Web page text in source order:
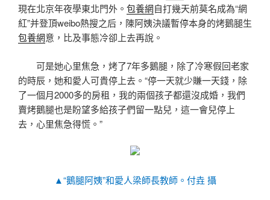
現在北京年夜學東北門外。 包養網自打幾天前莫名成為“網
紅”并登頂weibo熱搜之后，陳阿姨決議暫停本身的烤鵝腿生
包養網意，比及事態冷卻上去再說。
可是她心里焦急，烤了7年多鵝腿，除了冷寒假回老家
的時辰，她和愛人可貴停上去。“停一天就少賺一天錢，除
了一個月2000多的房租，我的兩個孩子都還沒成婚，我們
賣烤鵝腿也是盼望多給孩子們留一點兒，這一會兒停上
去，心里焦急得慌。”
▲“鵝腿阿姨”和愛人梁師長教師。付垚 攝